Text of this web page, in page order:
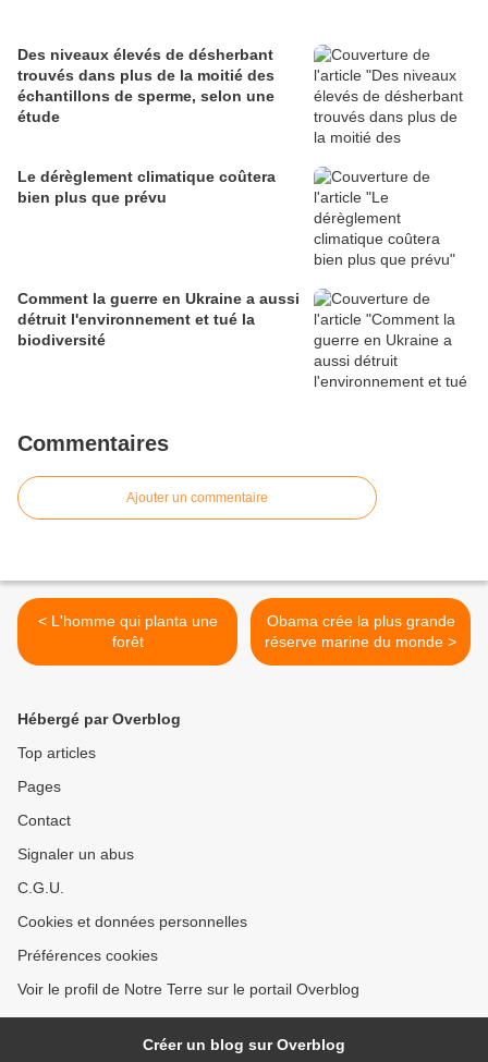
Des niveaux élevés de désherbant
trouvés dans plus de la moitié des
échantillons de sperme, selon une
étude
Le dérèglement climatique coûtera
bien plus que prévu
Comment la guerre en Ukraine a aussi
détruit l'environnement et tué la
biodiversité
Commentaires
Ajouter un commentaire
< L'homme qui planta une
forêt
Obama crée la plus grande
réserve marine du monde >
Hébergé par Overblog
Top articles
Pages
Contact
Signaler un abus
C.G.U.
Cookies et données personnelles
Préférences cookies
Voir le profil de Notre Terre sur le portail Overblog
Créer un blog sur Overblog